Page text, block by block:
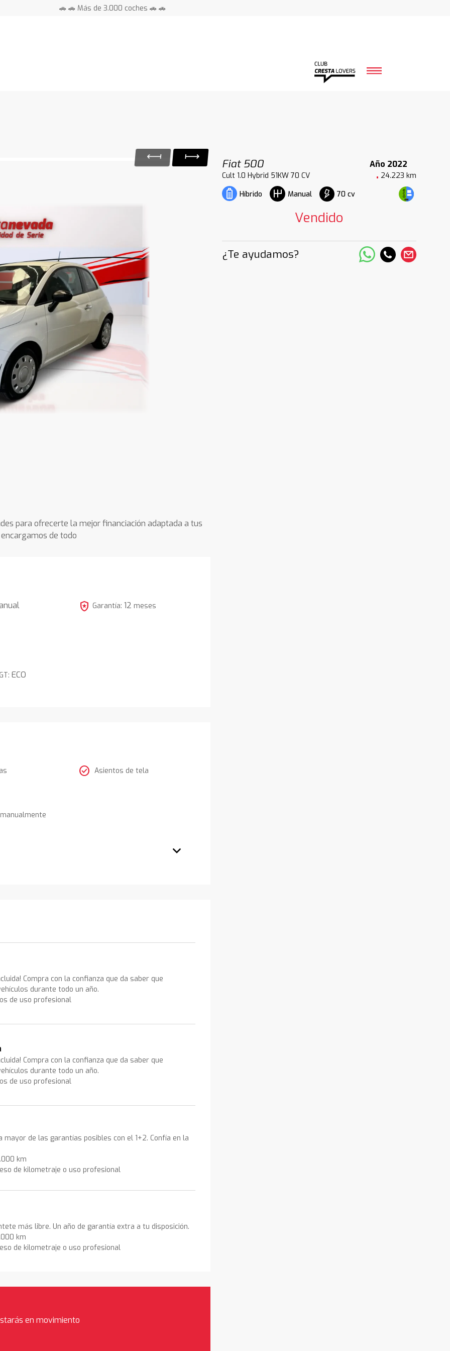
🚗 🚗 Más de 3.000 coches 🚗 🚗
Fiat 500
Año 2022
Cult 1.0 Hybrid 51KW 70 CV
24.223 km
Híbrido
Manual 70 cv
Vendido
¿Te ayudamos?
para ofrecerte la mejor financiación adaptada a tus
de todo
ECO
local_police Garantía: 12 meses
check_circle Asientos de tela
Compra con la confianza que da saber que
durante todo un año.
de uso profesional
Compra con la confianza que da saber que
durante todo un año.
de uso profesional
mayor de las garantías posibles con el 1+2. Confía en la
km
de kilometraje o uso profesional
más libre. Un año de garantía extra a tu disposición.
km
de kilometraje o uso profesional
en movimiento